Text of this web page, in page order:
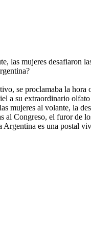
las mujeres
se proclamaba la
a su extraordinario
al volante, la
al Congreso, el furor
es una postal